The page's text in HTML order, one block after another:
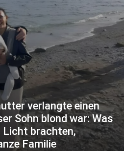
verlangte einen
Sohn blond war: Was
Licht brachten,
Familie